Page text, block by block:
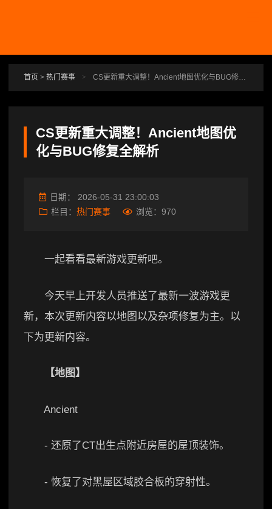
首页 > 热门赛事 > CS更新重大调整！Ancient地图优化与BUG修复全解析
CS更新重大调整！Ancient地图优
化与BUG修复全解析
日期： 2026-05-31 23:00:03
栏目： 热门赛事 浏览： 970
一起看看最新游戏更新吧。
今天早上开发人员推送了最新一波游戏更
新，本次更新内容以地图以及杂项修复为主。以
下为更新内容。
【地图】
Ancient
- 还原了CT出生点附近房屋的屋顶装饰。
- 恢复了对黑屋区域胶合板的穿射性。